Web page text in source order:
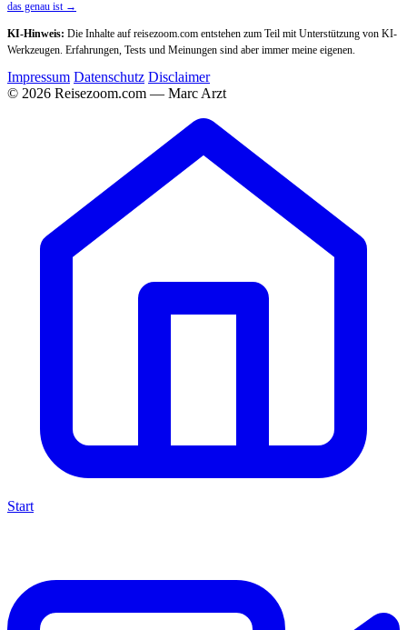
das genau ist →
KI-Hinweis: Die Inhalte auf reisezoom.com entstehen zum Teil mit Unterstützung von KI-
Werkzeugen. Erfahrungen, Tests und Meinungen sind aber immer meine eigenen.
Impressum Datenschutz Disclaimer
© 2026 Reisezoom.com — Marc Arzt
Start